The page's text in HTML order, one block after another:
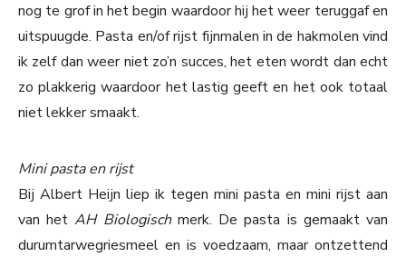
nog te grof in het begin waardoor hij het weer teruggaf en
uitspuugde. Pasta en/of rijst fijnmalen in de hakmolen vind
ik zelf dan weer niet zo’n succes, het eten wordt dan echt
zo plakkerig waardoor het lastig geeft en het ook totaal
niet lekker smaakt.
Mini pasta en rijst
Bij Albert Heijn liep ik tegen mini pasta en mini rijst aan
van hetAH Biologisch merk. De pasta is gemaakt van
durumtarwegriesmeel en is voedzaam, maar ontzettend